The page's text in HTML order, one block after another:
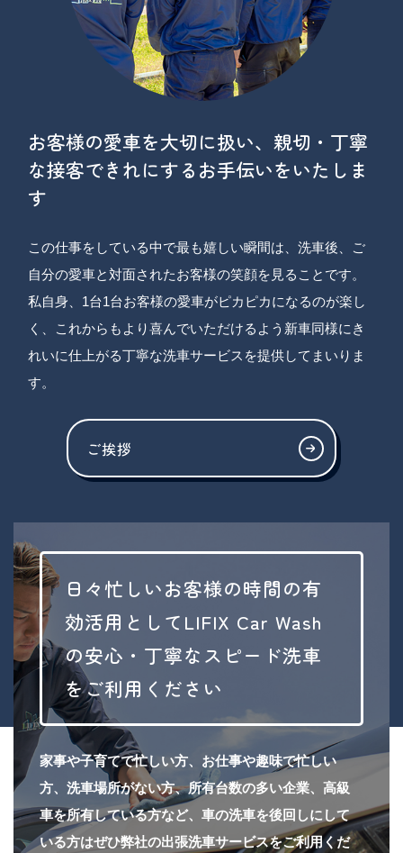
お客様の愛車を大切に扱い、親切・丁寧
な接客できれにするお手伝いをいたしま
す
この仕事をしている中で最も嬉しい瞬間は、洗車後、ご
自分の愛車と対面されたお客様の笑顔を見ることです。
私自身、1台1台お客様の愛車がピカピカになるのが楽し
く、これからもより喜んでいただけるよう新車同様にき
れいに仕上がる丁寧な洗車サービスを提供してまいりま
す。
ご挨拶
日々忙しいお客様の時間の有
効活用としてLIFIX Car Wash
の安心・丁寧なスピード洗車
をご利用ください
家事や子育てで忙しい方、お仕事や趣味で忙しい
方、洗車場所がない方、所有台数の多い企業、高級
車を所有している方など、車の洗車を後回しにして
いる方はぜひ弊社の出張洗車サービスをご利用くだ